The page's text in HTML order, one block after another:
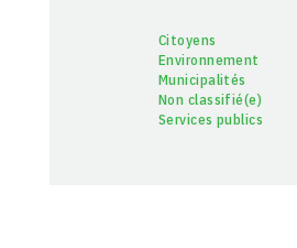
Citoyens
Environnement
Municipalités
Non classifié(e)
Services publics